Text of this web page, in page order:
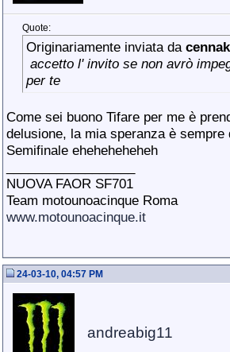
Quote:
Originariamente inviata da
accetto l' invito se non avrò
per te
Come sei buono Tifare per me è
delusione, la mia speranza è sempre
Semifinale eheheheheheh
NUOVA FAOR SF701
Team motounoacinque Roma
www.motounoacinque.it
24-03-10, 04:57 PM
andreabig11